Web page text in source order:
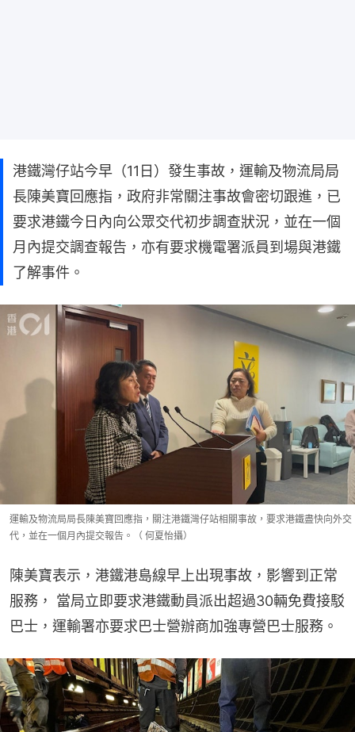
港鐵灣仔站今早（11日）發生事故，運輸及物流局局
長陳美寶回應指，政府非常關注事故會密切跟進，已
要求港鐵今日內向公眾交代初步調查狀況，並在一個
月內提交調查報告，亦有要求機電署派員到場與港鐵
了解事件。
運輸及物流局局長陳美寶回應指，關注港鐵灣仔站相關事故，要求港鐵盡快向外交
代，並在一個月內提交報告。（ 何夏怡攝）
陳美寶表示，港鐵港島線早上出現事故，影響到正常
服務， 當局立即要求港鐵動員派出超過30輛免費接駁
巴士，運輸署亦要求巴士營辦商加強專營巴士服務。